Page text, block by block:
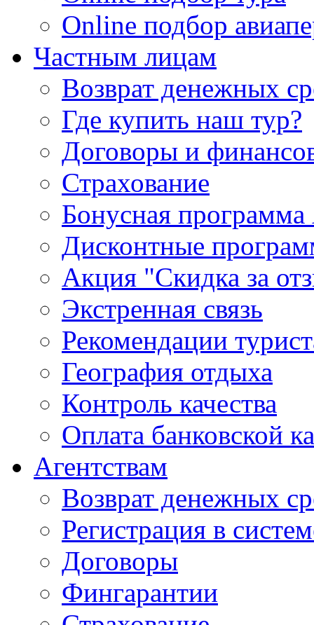
Online подбор
Частным лицам
Возврат денежных
Где купить наш тур?
Договоры и
Страхование
Бонусная
Дисконтные
Акция "Скидка за
Экстренная связь
Рекомендации
География отдыха
Контроль качества
Оплата банковской
Агентствам
Возврат денежных
Регистрация в
Договоры
Фингарантии